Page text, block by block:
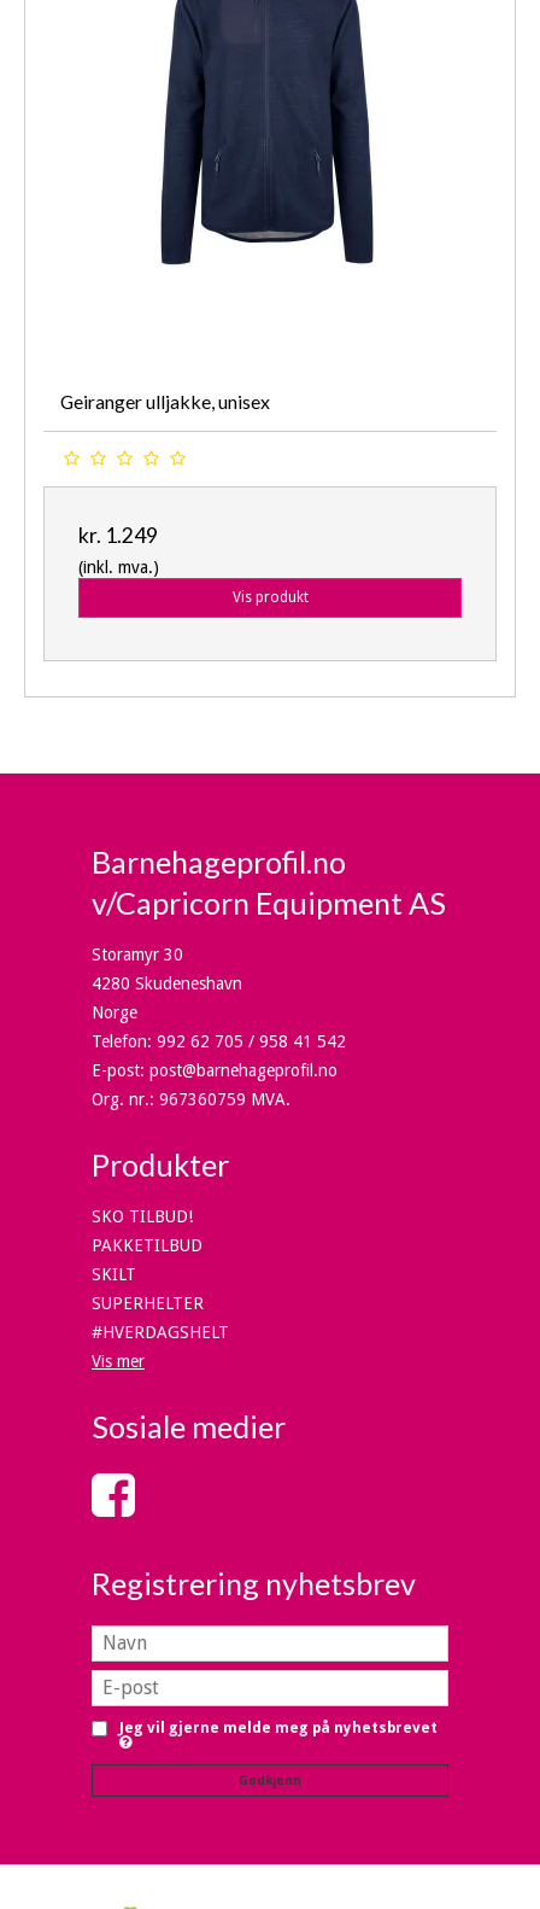
Geiranger ulljakke, unisex
kr. 1.249
(inkl. mva.)
Vis produkt
Barnehageprofil.no
v/Capricorn Equipment AS
Storamyr 30
4280 Skudeneshavn
Norge
Telefon: 992 62 705 / 958 41 542
E-post: post@barnehageprofil.no
Org. nr.: 967360759 MVA.
Produkter
SKO TILBUD!
PAKKETILBUD
SKILT
SUPERHELTER
#HVERDAGSHELT
Vis mer
Sosiale medier
Registrering nyhetsbrev
Jeg vil gjerne melde meg på nyhetsbrevet
Godkjenn